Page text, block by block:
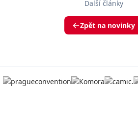
Další články
Zpět na novinky